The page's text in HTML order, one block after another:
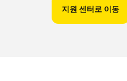
지원 센터로 이동